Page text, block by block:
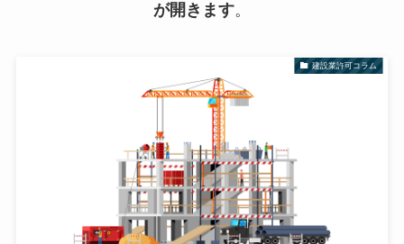
が開きます。
建設業許可コラム